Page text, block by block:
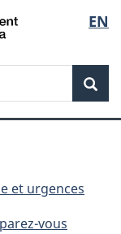
de
la
EN
et urgences
vous